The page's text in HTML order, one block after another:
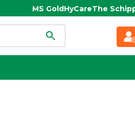
MS GoldHyCareThe